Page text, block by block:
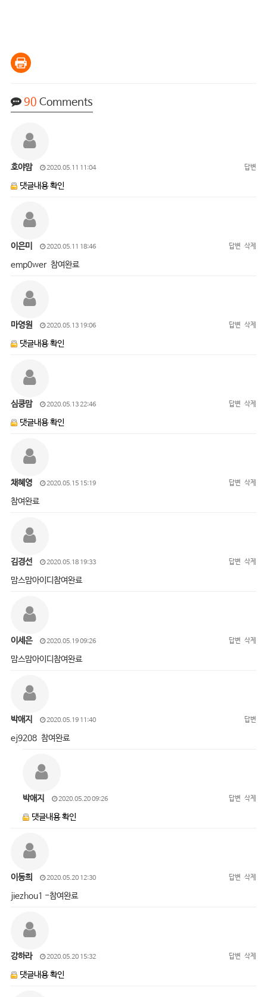
90 Comments
호야맘 2020.05.11 11:04 답변
댓글내용 확인
이은미 2020.05.11 18:46 답변 삭제
emp0wer 참여완료
마영원 2020.05.13 19:06 답변 삭제
댓글내용 확인
심쿵맘 2020.05.13 22:46 답변 삭제
댓글내용 확인
채혜영 2020.05.15 15:19 답변 삭제
참여완료
김경선 2020.05.18 19:33 답변 삭제
맘스맘아이디참여완료
이세은 2020.05.19 09:26 답변 삭제
맘스맘아이디참여완료
박애지 2020.05.19 11:40 답변
ej9208 참여완료
박애지 2020.05.20 09:26 답변 삭제
댓글내용 확인
이동희 2020.05.20 12:30 답변 삭제
jiezhou1 -참여완료
강하라 2020.05.20 15:32 답변 삭제
댓글내용 확인